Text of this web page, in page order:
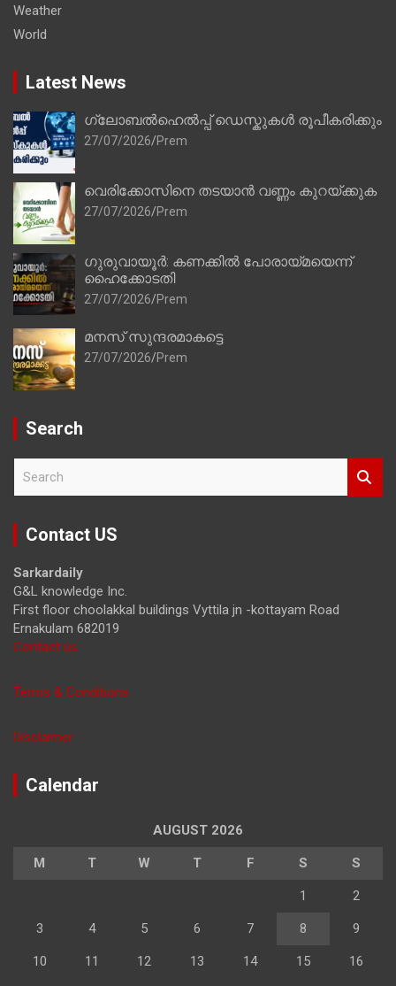
Weather
World
Latest News
ഗ്ലോബൽഹെൽപ്പ് ഡെസ്കുകൾ രൂപീകരിക്കും
27/07/2026 Prem
വെരിക്കോസിനെ തടയാൻ വണ്ണം കുറയ്ക്കുക
27/07/2026 Prem
ഗുരുവായൂർ: കണക്കിൽ പോരായ്മയെന്ന്
ഹൈക്കോടതി
27/07/2026 Prem
മനസ് സുന്ദരമാകട്ടെ
27/07/2026 Prem
Search
r
Contact US
Sarkardaily
G&L knowledge Inc.
First floor choolakkal buildings Vyttila jn -kottayam Road
Ernakulam 682019
Contact us
Terms & Conditions
Disclaimer
Calendar
AUGUST 2026
M T W T F S S
1 2
3 4 5 6 7 8 9
10 11 12 13 14 15 16